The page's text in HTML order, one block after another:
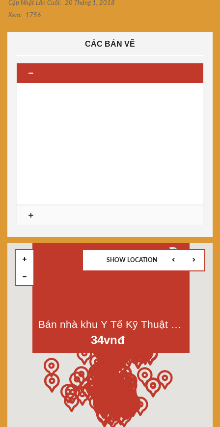
Cập Nhật Lần Cuối:
20 Tháng 1, 2018
Xem:
1756
CÁC BẢN VẼ
Bán nhà khu Y Tế Kỹ Thuật Cao, Bình Trị Đông B, Bình Tân, diện tích 84m2
34vnđ
SHOW LOCATION